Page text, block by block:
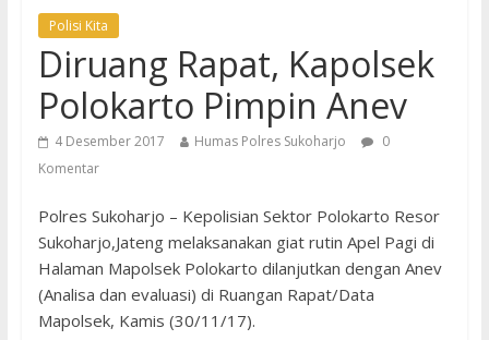
Polisi Kita
Diruang Rapat, Kapolsek
Polokarto Pimpin Anev
4 Desember 2017 Humas Polres Sukoharjo
0
Komentar
Polres Sukoharjo – Kepolisian Sektor Polokarto Resor
Sukoharjo,Jateng melaksanakan giat rutin Apel Pagi di
Halaman Mapolsek Polokarto dilanjutkan dengan Anev
(Analisa dan evaluasi) di Ruangan Rapat/Data
Mapolsek, Kamis (30/11/17).